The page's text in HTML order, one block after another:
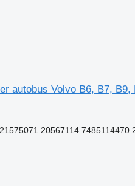
autobus Volvo B6, B7, B9,
20567114 7485114470